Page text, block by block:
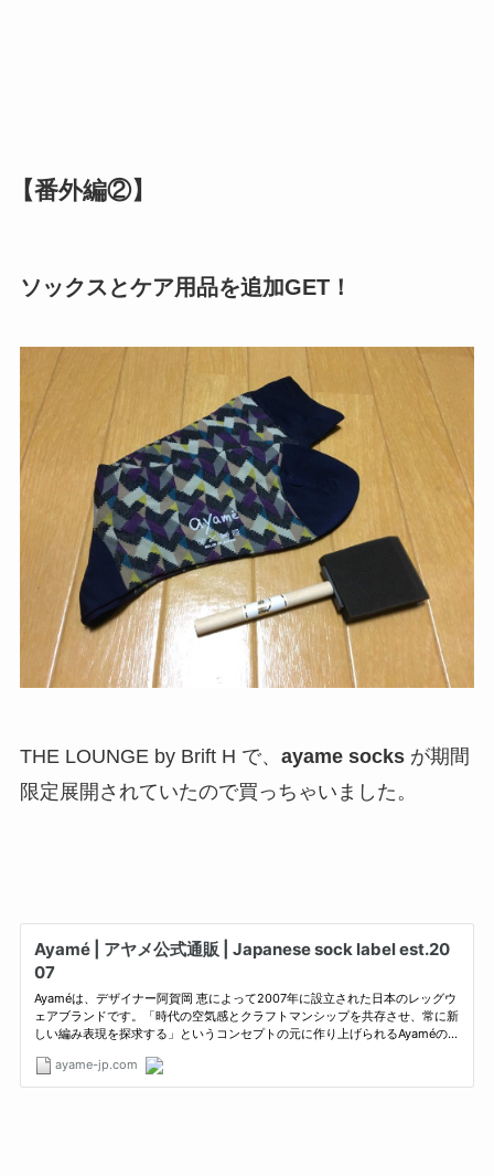
【番外編②】
ソックスとケア用品を追加GET！
THE LOUNGE by Brift H で、 ayame socks が期間
限定展開されていたので買っちゃいました。